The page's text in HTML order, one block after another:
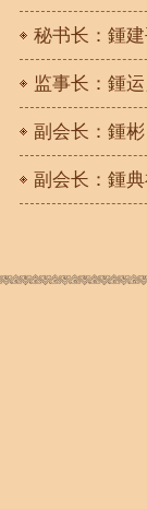
秘书长：鍾
监事长：鍾运
副会长：鍾彬
副会长：鍾